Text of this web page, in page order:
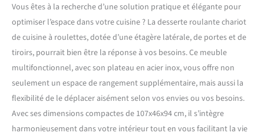
Vous êtes à la recherche d’une solution pratique et élégante pour
optimiser l’espace dans votre cuisine ? La desserte roulante chariot
de cuisine à roulettes, dotée d’une étagère latérale, de portes et de
tiroirs, pourrait bien être la réponse à vos besoins. Ce meuble
multifonctionnel, avec son plateau en acier inox, vous offre non
seulement un espace de rangement supplémentaire, mais aussi la
flexibilité de le déplacer aisément selon vos envies ou vos besoins.
Avec ses dimensions compactes de 107x46x94 cm, il s’intègre
harmonieusement dans votre intérieur tout en vous facilitant la vie